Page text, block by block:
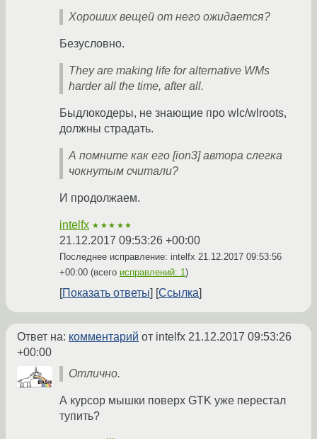
Хороших вещей от него ожидается?
Безусловно.
They are making life for alternative WMs
harder all the time, after all.
Быдлокодеры, не знающие про wlc/wlroots,
должны страдать.
А помните как его [ion3] автора слегка
чокнутым считали?
И продолжаем.
intelfx ★★★★★
21.12.2017 09:53:26 +00:00
Последнее исправление: intelfx 21.12.2017 09:53:56
+00:00 (всего исправлений: 1)
Показать ответы Ссылка
Ответ на: комментарий от intelfx 21.12.2017 09:53:26
+00:00
Отлично.
А курсор мышки поверх GTK уже перестал
тупить?